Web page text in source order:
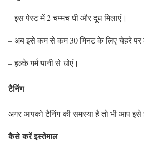
– इस पेस्ट में 2 चम्मच घी और दूध मिलाएं।
– अब इसे कम से कम 30 मिनट के लिए चेहरे पर
– हल्के गर्म पानी से धोएं।
टैनिंग
अगर आपको टैनिंग की समस्या है तो भी आप
कैसे करें इस्तेमाल